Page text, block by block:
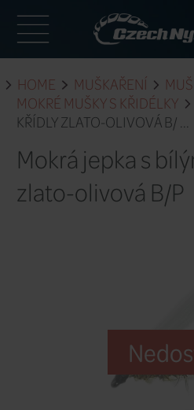
HOME
MOKRÉ MUŠKY S
KŘÍDLY ZLATO-